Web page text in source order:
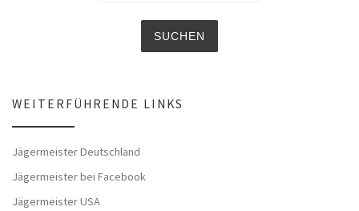
WEITERFÜHRENDE LINKS
Jägermeister Deutschland
Jägermeister bei Facebook
Jägermeister USA